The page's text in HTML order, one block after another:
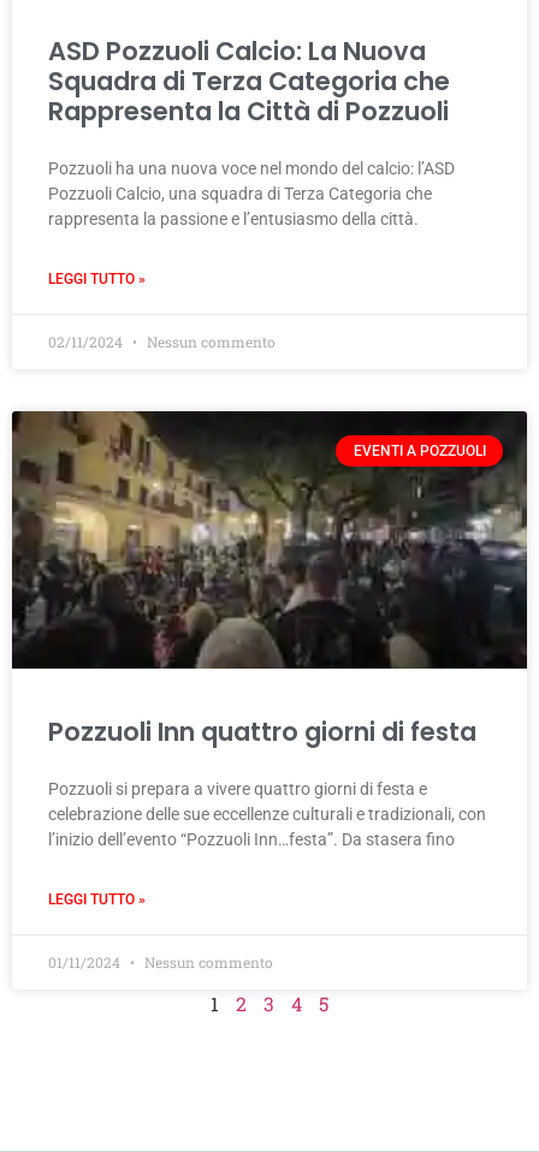
ASD Pozzuoli Calcio: La Nuova
Squadra di Terza Categoria che
Rappresenta la Città di Pozzuoli
Pozzuoli ha una nuova voce nel mondo del calcio: l’ASD
Pozzuoli Calcio, una squadra di Terza Categoria che
rappresenta la passione e l’entusiasmo della città.
LEGGI TUTTO »
02/11/2024 Nessun commento
EVENTI A POZZUOLI
Pozzuoli Inn quattro giorni di festa
Pozzuoli si prepara a vivere quattro giorni di festa e
celebrazione delle sue eccellenze culturali e tradizionali, con
l’inizio dell’evento “Pozzuoli Inn…festa”. Da stasera fino
LEGGI TUTTO »
01/11/2024 Nessun commento
1 2 3 4 5